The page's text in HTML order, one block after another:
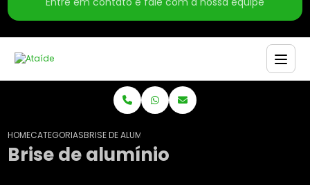
HOMECATEGORIASBRISE DE ALUMÍNIO
Brise de alumínio